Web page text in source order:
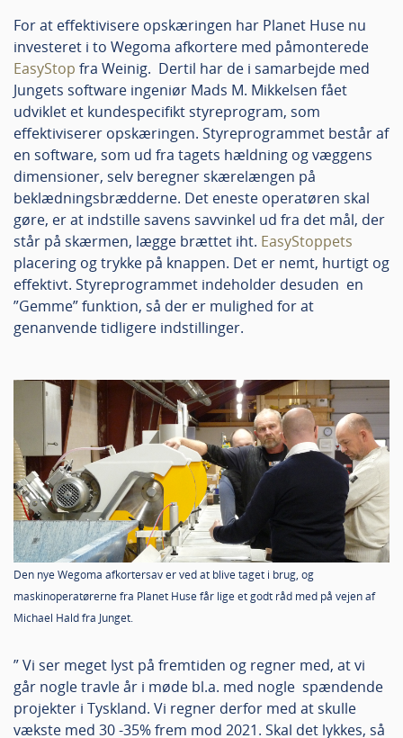
For at effektivisere opskæringen har Planet Huse nu
investeret i to Wegoma afkortere med påmonterede
EasyStop fra Weinig. Dertil har de i samarbejde med
Jungets software ingeniør Mads M. Mikkelsen fået
udviklet et kundespecifikt styreprogram, som
effektiviserer opskæringen. Styreprogrammet består af
en software, som ud fra tagets hældning og væggens
dimensioner, selv beregner skærelængen på
beklædningsbrædderne. Det eneste operatøren skal
gøre, er at indstille savens savvinkel ud fra det mål, der
står på skærmen, lægge brættet iht. EasyStoppets
placering og trykke på knappen. Det er nemt, hurtigt og
effektivt. Styreprogrammet indeholder desuden en
”Gemme” funktion, så der er mulighed for at
genanvende tidligere indstillinger.
Den nye Wegoma afkortersav er ved at blive taget i brug, og
maskinoperatørerne fra Planet Huse får lige et godt råd med på vejen af
Michael Hald fra Junget.
” Vi ser meget lyst på fremtiden og regner med, at vi
går nogle travle år i møde bl.a. med nogle spændende
projekter i Tyskland. Vi regner derfor med at skulle
vækste med 30 -35% frem mod 2021. Skal det lykkes, så